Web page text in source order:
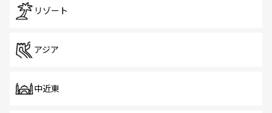
リゾート
アジア
中近東